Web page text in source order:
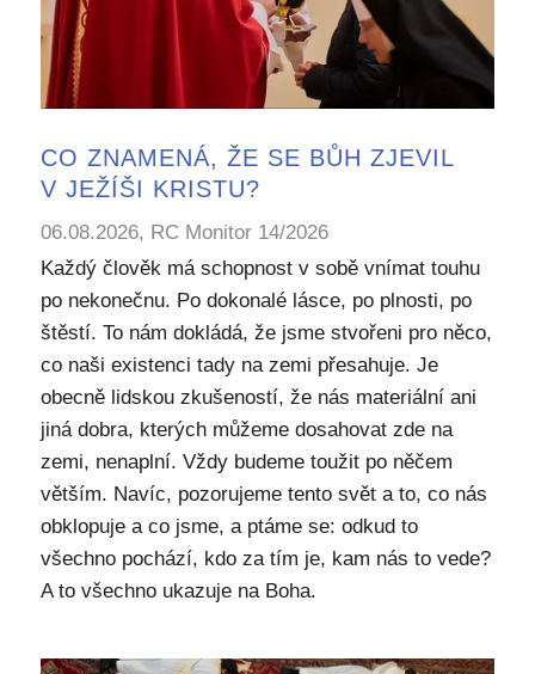
CO ZNAMENÁ, ŽE SE BŮH ZJEVIL
V JEŽÍŠI KRISTU?
06.08.2026, RC Monitor 14/2026
Každý člověk má schopnost v sobě vnímat touhu
po nekonečnu. Po dokonalé lásce, po plnosti, po
štěstí. To nám dokládá, že jsme stvořeni pro něco,
co naši existenci tady na zemi přesahuje. Je
obecně lidskou zkušeností, že nás materiální ani
jiná dobra, kterých můžeme dosahovat zde na
zemi, nenaplní. Vždy budeme toužit po něčem
větším. Navíc, pozorujeme tento svět a to, co nás
obklopuje a co jsme, a ptáme se: odkud to
všechno pochází, kdo za tím je, kam nás to vede?
A to všechno ukazuje na Boha.